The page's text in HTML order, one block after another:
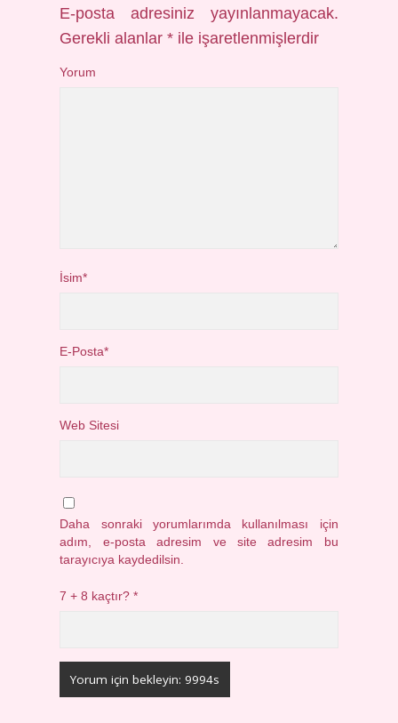
E-posta adresiniz yayınlanmayacak.
Gerekli alanlar* ile işaretlenmişlerdir
Yorum
İsim*
E-Posta*
Web Sitesi
Daha sonraki yorumlarımda kullanılması için
adım, e-posta adresim ve site adresim bu
tarayıcıya kaydedilsin.
7 + 8 kaçtır?*